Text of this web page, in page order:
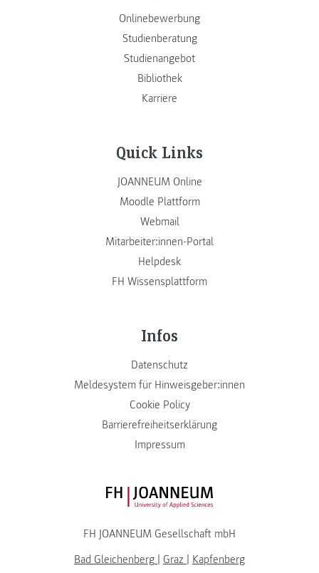
Onlinebewerbung
Studienberatung
Studienangebot
Bibliothek
Karriere
Quick Links
JOANNEUM Online
Moodle Plattform
Webmail
Mitarbeiter:innen-Portal
Helpdesk
FH Wissensplattform
Infos
Datenschutz
Meldesystem für Hinweisgeber:innen
Cookie Policy
Barrierefreiheitserklärung
Impressum
FH JOANNEUM Logo
FH JOANNEUM Gesellschaft mbH
Bad Gleichenberg | Graz | Kapfenberg